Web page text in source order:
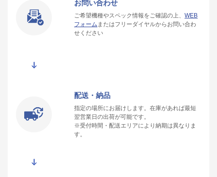
お問い合わせ
ご希望機種やスペック情報をご確認の上、 WEB
フォーム またはフリーダイヤルからお問い合わ
せください
配送・納品
指定の場所にお届けします。在庫があれば最短
翌営業日の出荷が可能です。
※受付時間・配送エリアにより納期は異なりま
す。